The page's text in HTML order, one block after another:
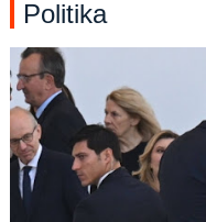
Politika